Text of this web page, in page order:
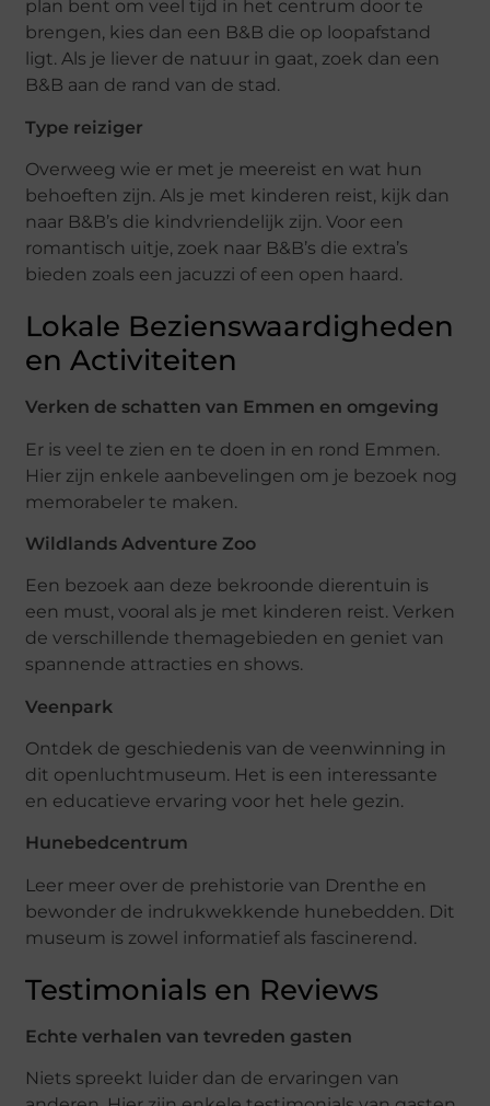
plan bent om veel tijd in het centrum door te
brengen, kies dan een B&B die op loopafstand
ligt. Als je liever de natuur in gaat, zoek dan een
B&B aan de rand van de stad.
Type reiziger
Overweeg wie er met je meereist en wat hun
behoeften zijn. Als je met kinderen reist, kijk dan
naar B&B’s die kindvriendelijk zijn. Voor een
romantisch uitje, zoek naar B&B’s die extra’s
bieden zoals een jacuzzi of een open haard.
Lokale Bezienswaardigheden
en Activiteiten
Verken de schatten van Emmen en omgeving
Er is veel te zien en te doen in en rond Emmen.
Hier zijn enkele aanbevelingen om je bezoek nog
memorabeler te maken.
Wildlands Adventure Zoo
Een bezoek aan deze bekroonde dierentuin is
een must, vooral als je met kinderen reist. Verken
de verschillende themagebieden en geniet van
spannende attracties en shows.
Veenpark
Ontdek de geschiedenis van de veenwinning in
dit openluchtmuseum. Het is een interessante
en educatieve ervaring voor het hele gezin.
Hunebedcentrum
Leer meer over de prehistorie van Drenthe en
bewonder de indrukwekkende hunebedden. Dit
museum is zowel informatief als fascinerend.
Testimonials en Reviews
Echte verhalen van tevreden gasten
Niets spreekt luider dan de ervaringen van